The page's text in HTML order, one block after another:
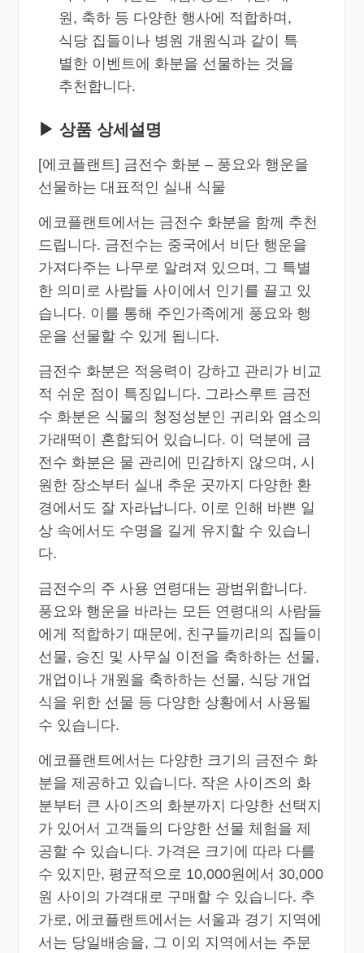
원, 축하 등 다양한 행사에 적합하며,
식당 집들이나 병원 개원식과 같이 특
별한 이벤트에 화분을 선물하는 것을
추천합니다.
▶ 상품 상세설명
[에코플랜트] 금전수 화분 – 풍요와 행운을
선물하는 대표적인 실내 식물
에코플랜트에서는 금전수 화분을 함께 추천
드립니다. 금전수는 중국에서 비단 행운을
가져다주는 나무로 알려져 있으며, 그 특별
한 의미로 사람들 사이에서 인기를 끌고 있
습니다. 이를 통해 주인가족에게 풍요와 행
운을 선물할 수 있게 됩니다.
금전수 화분은 적응력이 강하고 관리가 비교
적 쉬운 점이 특징입니다. 그라스루트 금전
수 화분은 식물의 청정성분인 귀리와 염소의
가래떡이 혼합되어 있습니다. 이 덕분에 금
전수 화분은 물 관리에 민감하지 않으며, 시
원한 장소부터 실내 추운 곳까지 다양한 환
경에서도 잘 자라납니다. 이로 인해 바쁜 일
상 속에서도 수명을 길게 유지할 수 있습니
다.
금전수의 주 사용 연령대는 광범위합니다.
풍요와 행운을 바라는 모든 연령대의 사람들
에게 적합하기 때문에, 친구들끼리의 집들이
선물, 승진 및 사무실 이전을 축하하는 선물,
개업이나 개원을 축하하는 선물, 식당 개업
식을 위한 선물 등 다양한 상황에서 사용될
수 있습니다.
에코플랜트에서는 다양한 크기의 금전수 화
분을 제공하고 있습니다. 작은 사이즈의 화
분부터 큰 사이즈의 화분까지 다양한 선택지
가 있어서 고객들의 다양한 선물 체험을 제
공할 수 있습니다. 가격은 크기에 따라 다를
수 있지만, 평균적으로 10,000원에서 30,000
원 사이의 가격대로 구매할 수 있습니다. 추
가로, 에코플랜트에서는 서울과 경기 지역에
서는 당일배송을, 그 이외 지역에서는 주문